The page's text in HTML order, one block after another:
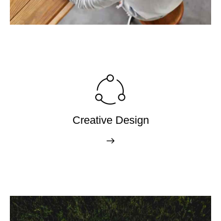
Creative Design